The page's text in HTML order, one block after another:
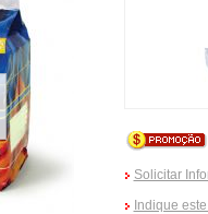
Solicitar
Indique